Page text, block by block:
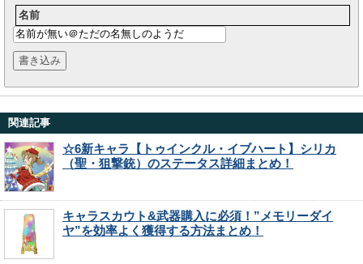
名前
関連記事
☆6新キャラ【トゥインクル・イブハート】シリカ
（聖・狙撃銃）のステータス詳細まとめ！
キャラスカウト&武器購入に必須！”メモリーダイ
ヤ”を効率よく獲得する方法まとめ！